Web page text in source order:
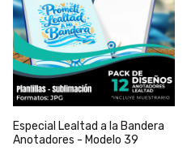
Especial Lealtad a la Bandera
Anotadores - Modelo 39